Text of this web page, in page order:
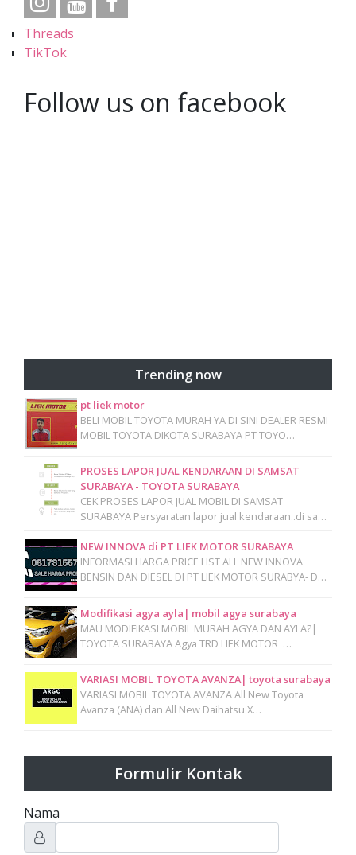
Threads
TikTok
Follow us on facebook
Trending now
pt liek motor
BELI MOBIL TOYOTA MURAH YA DI SINI DEALER RESMI
MOBIL TOYOTA DIKOTA SURABAYA PT TOYO…
PROSES LAPOR JUAL KENDARAAN DI SAMSAT
SURABAYA - TOYOTA SURABAYA
CEK PROSES LAPOR JUAL MOBIL DI SAMSAT
SURABAYA Persyaratan lapor jual kendaraan..di sa…
NEW INNOVA di PT LIEK MOTOR SURABAYA
INFORMASI HARGA PRICE LIST ALL NEW INNOVA
BENSIN DAN DIESEL DI PT LIEK MOTOR SURABYA- D…
Modifikasi agya ayla| mobil agya surabaya
MAU MODIFIKASI MOBIL MURAH AGYA DAN AYLA?|
TOYOTA SURABAYA Agya TRD LIEK MOTOR …
VARIASI MOBIL TOYOTA AVANZA| toyota surabaya
VARIASI MOBIL TOYOTA AVANZA All New Toyota
Avanza (ANA) dan All New Daihatsu X…
Formulir Kontak
Nama